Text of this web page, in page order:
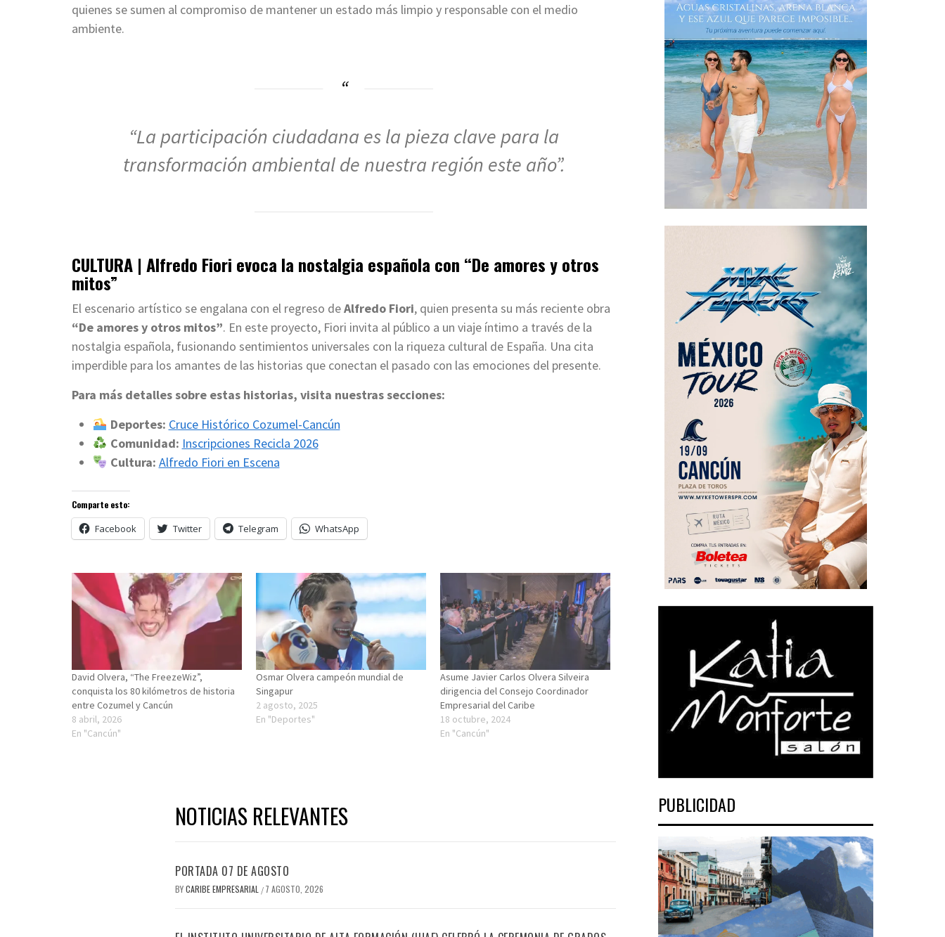
quienes se sumen al compromiso de mantener un estado más limpio y responsable con el medio
ambiente.
“La participación ciudadana es la pieza clave para la
transformación ambiental de nuestra región este año”.
CULTURA | Alfredo Fiori evoca la nostalgia española con “De amores y otros
mitos”
El escenario artístico se engalana con el regreso deAlfredo Fiori, quien presenta su más reciente obra
“De amores y otros mitos”. En este proyecto, Fiori invita al público a un viaje íntimo a través de la
nostalgia española, fusionando sentimientos universales con la riqueza cultural de España. Una cita
imperdible para los amantes de las historias que conectan el pasado con las emociones del presente.
Para más detalles sobre estas historias, visita nuestras secciones:
Deportes: Cruce Histórico Cozumel-Cancún
Comunidad: Inscripciones Recicla 2026
Cultura: Alfredo Fiori en Escena
Comparte esto:
Facebook Twitter Telegram WhatsApp
David Olvera, “The FreezeWiz”,
conquista los 80 kilómetros de historia
entre Cozumel y Cancún
8 abril, 2026
En "Cancún"
Osmar Olvera campeón mundial de
Singapur
2 agosto, 2025
En "Deportes"
Asume Javier Carlos Olvera Silveira
dirigencia del Consejo Coordinador
Empresarial del Caribe
18 octubre, 2024
En "Cancún"
NOTICIAS RELEVANTES
PORTADA 07 DE AGOSTO
BYCARIBE EMPRESARIAL / 7 AGOSTO, 2026
PUBLICIDAD